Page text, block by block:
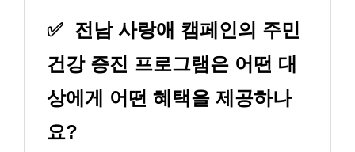
✅ 전남 사랑애 캠페인의 주민
건강 증진 프로그램은 어떤 대
상에게 어떤 혜택을 제공하나
요?